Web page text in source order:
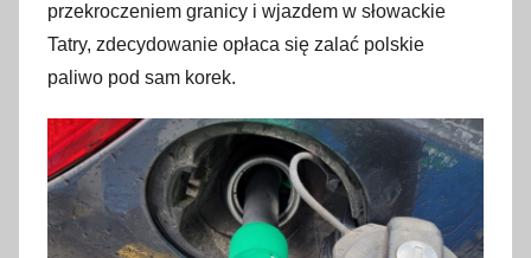
przekroczeniem granicy i wjazdem w słowackie
Tatry, zdecydowanie opłaca się zalać polskie
paliwo pod sam korek.